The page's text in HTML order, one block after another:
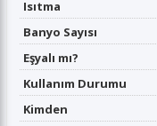
Isıtma
Banyo Sayısı
Eşyalı mı?
Kullanım Durumu
Kimden